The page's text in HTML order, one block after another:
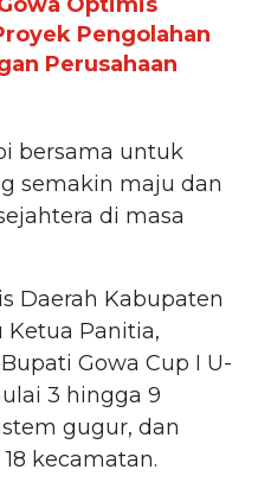
Pengolahan
Perusahaan
bersama untuk
semakin maju dan
di masa
Daerah Kabupaten
Ketua Panitia,
Gowa Cup I U-
3 hingga 9
gugur, dan
kecamatan.